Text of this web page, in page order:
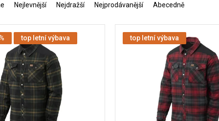
Nejlevnější Nejdražší Nejprodávanější Abecedně
top letní výbava top letní výbava